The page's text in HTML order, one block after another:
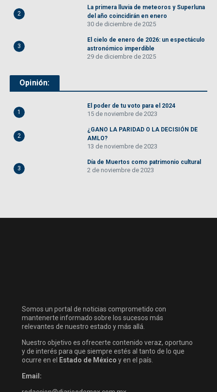
2
La primera lluvia de meteoros y Superluna
del año coincidirán en enero
30 de diciembre de 2025
3
El cielo de enero de 2026: un espectáculo
astronómico imperdible
29 de diciembre de 2025
Opinión:
1
El poder de tu voto para el 2024
15 de noviembre de 2023
2
¿GANO LA PARIDAD O LA DECISIÓN DE
AMLO?
13 de noviembre de 2023
3
Día de Muertos como patrimonio cultural
2 de noviembre de 2023
Somos un portal de noticias comprometido con
mantenerte informado sobre los sucesos más
relevantes de nuestro estado y más allá.
Nuestro objetivo es ofrecerte contenido veraz, oportuno
y de interés para que siempre estés al tanto de lo que
ocurre en el
Estado de México y en el país.
Email: